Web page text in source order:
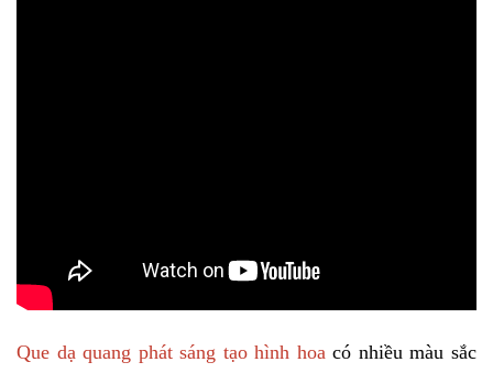
Que dạ quang phát sáng tạo hình hoacó nhiều màu sắc